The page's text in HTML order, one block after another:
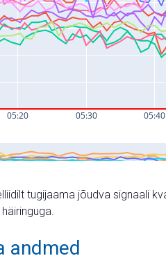
tugijaama jõudva signaali
andmed